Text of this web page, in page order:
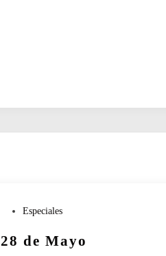
b
Especiales
28 de Mayo